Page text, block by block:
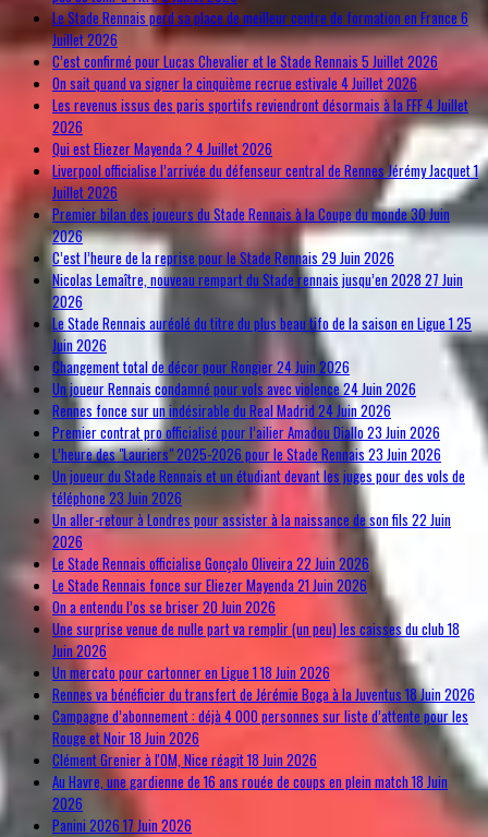
Le Stade Rennais perd sa place de meilleur centre de formation en France6
Juillet 2026
C’est confirmé pour Lucas Chevalier et le Stade Rennais 5 Juillet 2026
On sait quand va signer la cinquième recrue estivale 4 Juillet 2026
Les revenus issus des paris sportifs reviendront désormais à la FFF4 Juillet
2026
Qui est Eliezer Mayenda ? 4 Juillet 2026
Liverpool officialise l’arrivée du défenseur central de Rennes Jérémy Jacquet1
Juillet 2026
Premier bilan des joueurs du Stade Rennais à la Coupe du monde30 Juin
2026
C’est l’heure de la reprise pour le Stade Rennais29 Juin 2026
Nicolas Lemaître, nouveau rempart du Stade rennais jusqu’en 2028 27 Juin
2026
Le Stade Rennais auréolé du titre du plus beau tifo de la saison en Ligue 125
Juin 2026
Changement total de décor pour Rongier24 Juin 2026
Un joueur Rennais condamné pour vols avec violence24 Juin 2026
Rennes fonce sur un indésirable du Real Madrid 24 Juin 2026
Premier contrat pro officialisé pour l’ailier Amadou Diallo23 Juin 2026
L’heure des "Lauriers" 2025-2026 pour le Stade Rennais 23 Juin 2026
Un joueur du Stade Rennais et un étudiant devant les juges pour des vols de
téléphone23 Juin 2026
Un aller-retour à Londres pour assister à la naissance de son fils 22 Juin
2026
Le Stade Rennais officialise Gonçalo Oliveira 22 Juin 2026
Le Stade Rennais fonce sur Eliezer Mayenda21 Juin 2026
On a entendu l’os se briser20 Juin 2026
Une surprise venue de nulle part va remplir (un peu) les caisses du club18
Juin 2026
Un mercato pour cartonner en Ligue 118 Juin 2026
Rennes va bénéficier du transfert de Jérémie Boga à la Juventus 18 Juin 2026
Campagne d’abonnement : déjà 4 000 personnes sur liste d’attente pour les
Rouge et Noir18 Juin 2026
Clément Grenier à l'OM, Nice réagit18 Juin 2026
Au Havre, une gardienne de 16 ans rouée de coups en plein match18 Juin
2026
Panini 2026 17 Juin 2026